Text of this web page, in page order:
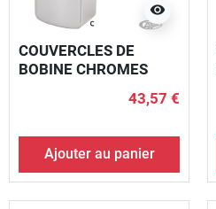
visibility
COUVERCLES DE
BOBINE CHROMES
43,57 €
Ajouter au panier